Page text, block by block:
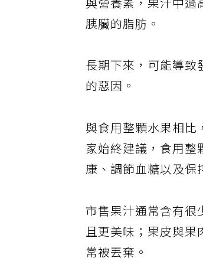
與營養素，果汁中過
胰臟的脂肪。
長期下來，可能導
的惡因。
與食用整顆水果相比
家始終建議，食用整
康、調節血糖以及保
市售果汁通常含有
且更美味；果皮與果
常被丟棄。